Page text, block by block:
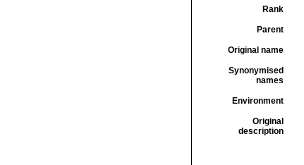
Rank
Parent
Original name
Synonymised
names
Environment
Original
description